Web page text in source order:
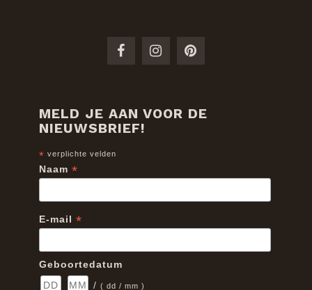
MELD JE AAN VOOR DE
NIEUWSBRIEF!
* verplichte velden
Naam *
E-mail *
Geboortedatum
/ ( dd / mm )